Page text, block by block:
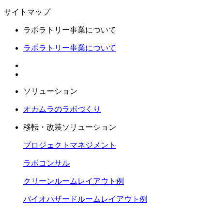
サイトマップ
ラボラトリー事業について
ラボラトリー事業について
ソリューション
オカムラのラボづくり
移転・改装ソリューション
プロジェクトマネジメント
ラボコンサル
クリーンルームレイアウト例
バイオハザードルームレイアウト例